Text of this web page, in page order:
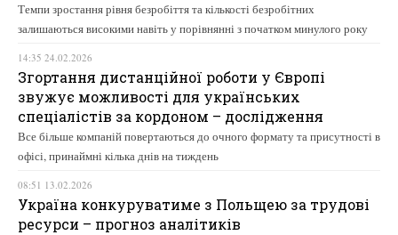
Темпи зростання рівня безробіття та кількості безробітних
залишаються високими навіть у порівнянні з початком минулого року
14:35 24.02.2026
Згортання дистанційної роботи у Європі
звужує можливості для українських
спеціалістів за кордоном – дослідження
Все більше компаній повертаються до очного формату та присутності в
офісі, принаймні кілька днів на тиждень
08:51 13.02.2026
Україна конкуруватиме з Польщею за трудові
ресурси – прогноз аналітиків